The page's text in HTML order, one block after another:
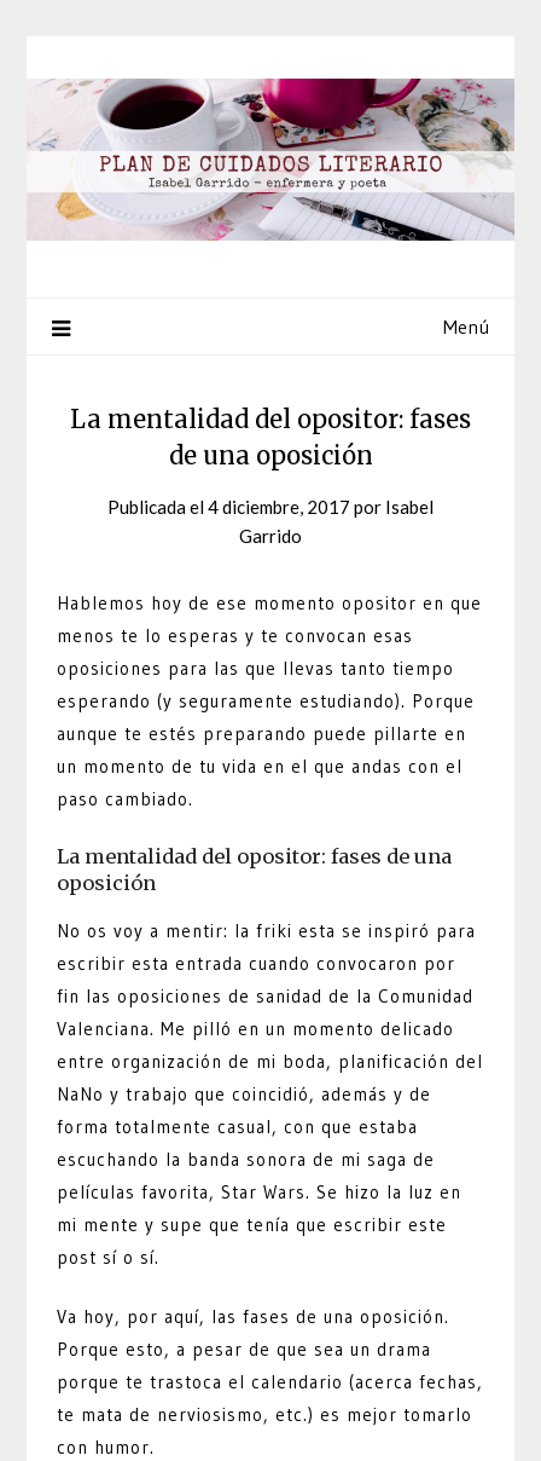
contenido
Menú
La mentalidad del opositor: fases
de una oposición
Publicada el4 diciembre, 2017 por Isabel
Garrido
Hablemos hoy de ese momento opositor en que
menos te lo esperas y te convocan esas
oposiciones para las que llevas tanto tiempo
esperando (y seguramente estudiando). Porque
aunque te estés preparando puede pillarte en
un momento de tu vida en el que andas con el
paso cambiado.
La mentalidad del opositor: fases de una
oposición
No os voy a mentir: la friki esta se inspiró para
escribir esta entrada cuando convocaron por
fin las oposiciones de sanidad de la Comunidad
Valenciana. Me pilló en un momento delicado
entre organización de mi boda, planificación del
NaNo y trabajo que coincidió, además y de
forma totalmente casual, con que estaba
escuchando la banda sonora de mi saga de
películas favorita, Star Wars. Se hizo la luz en
mi mente y supe que tenía que escribir este
post sí o sí.
Va hoy, por aquí, las fases de una oposición.
Porque esto, a pesar de que sea un drama
porque te trastoca el calendario (acerca fechas,
te mata de nerviosismo, etc.) es mejor tomarlo
con humor.